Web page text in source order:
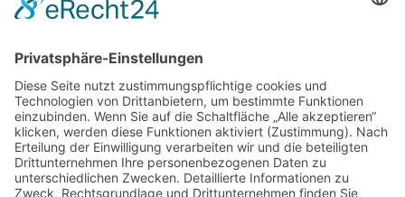
9 - 14 Uhr
Informationen